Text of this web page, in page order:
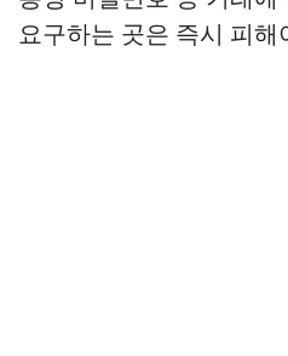
요구하는 곳은 즉시 피해